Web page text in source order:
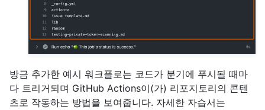
방금 추가한 예시 워크플로는 코드가 분기에 푸시될 때마
다 트리거되며 GitHub Actions이(가) 리포지토리의 콘텐
츠로 작동하는 방법을 보여줍니다. 자세한 자습서는